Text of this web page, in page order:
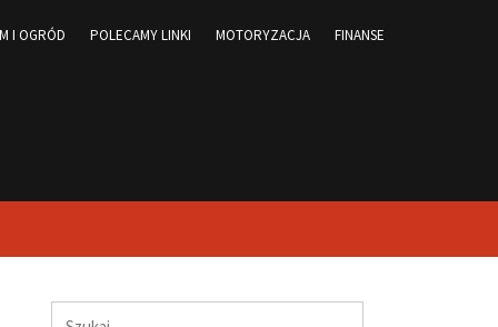
I OGRÓD POLECAMY LINKI MOTORYZACJA FINANSE